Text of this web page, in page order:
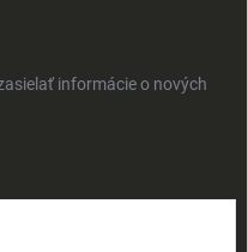
informácie o nových